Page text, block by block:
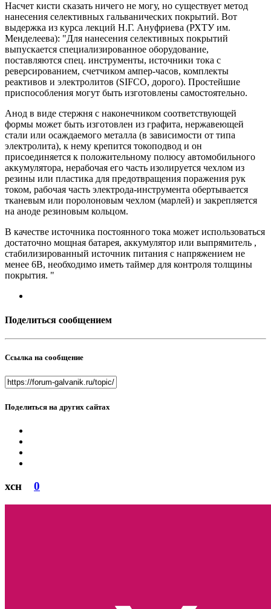
Насчет кисти сказать ничего не могу, но существует метод
нанесения селективных гальванических покрытий. Вот
выдержка из курса лекций Н.Г. Ануфриева (РХТУ им.
Менделеева): "Для нанесения селективных покрытий
выпускается специализированное оборудование,
поставляются спец. инструменты, источники тока с
реверсированием, счетчиком ампер-часов, комплекты
реактивов и электролитов (SIFCO, дорого). Простейшие
приспособления могут быть изготовлены самостоятельно.
Анод в виде стержня с наконечником соответствующей
формы может быть изготовлен из графита, нержавеющей
стали или осаждаемого металла (в зависимости от типа
электролита), к нему крепится токоподвод и он
присоединяется к положительному полюсу автомобильного
аккумулятора, нерабочая его часть изолируется чехлом из
резины или пластика для предотвращения поражения рук
током, рабочая часть электрода-инструмента обертывается
тканевым или поролоновым чехлом (марлей) и закрепляется
на аноде резиновым кольцом.
В качестве источника постоянного тока может использоваться
достаточно мощная батарея, аккумулятор или выпрямитель ,
стабилизированный источник питания с напряжением не
менее 6В, необходимо иметь таймер для контроля толщины
покрытия. "
Поделиться сообщением
Ссылка на сообщение
Поделиться на других сайтах
хсн 0